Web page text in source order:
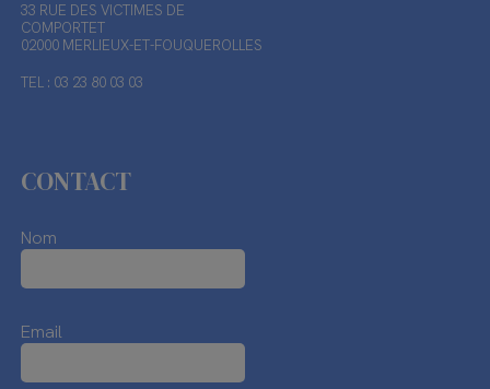
33 RUE DES VICTIMES DE
COMPORTET
02000 MERLIEUX-ET-FOUQUEROLLES
TEL : 03 23 80 03 03
CONTACT
Nom
Email